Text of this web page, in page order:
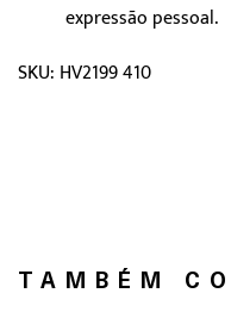
expressão pessoal.
SKU: HV2199 410
TAMBÉM